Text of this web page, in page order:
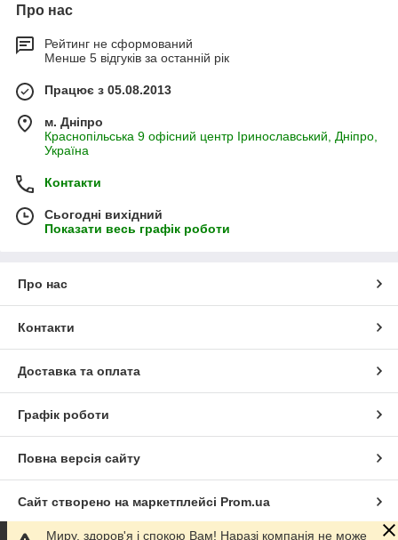
Про нас
Рейтинг не сформований
Менше 5 відгуків за останній рік
Працює з 05.08.2013
м. Дніпро
Краснопільська 9 офісний центр Іринославський, Дніпро,
Україна
Контакти
Сьогодні вихідний
Показати весь графік роботи
Про нас
Контакти
Доставка та оплата
Графік роботи
Повна версія сайту
Сайт створено на маркетплейсі Prom.ua
Миру, здоров'я і спокою Вам! Наразі компанія не може